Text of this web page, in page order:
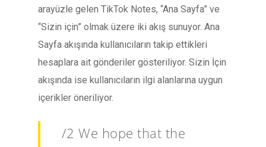
arayüzle gelen TikTok Notes, “Ana Sayfa” ve
“Sizin için” olmak üzere iki akış sunuyor. Ana
Sayfa akışında kullanıcıların takip ettikleri
hesaplara ait gönderiler gösteriliyor. Sizin İçin
akışında ise kullanıcıların ilgi alanlarına uygun
içerikler öneriliyor.
/2 We hope that the